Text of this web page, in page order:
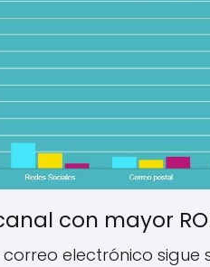
con mayor
electrónico sigue